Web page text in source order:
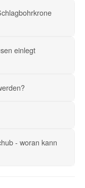
einlegt
- woran kann